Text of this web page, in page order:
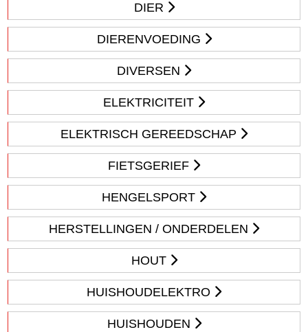
DIER
DIERENVOEDING
DIVERSEN
ELEKTRICITEIT
ELEKTRISCH GEREEDSCHAP
FIETSGERIEF
HENGELSPORT
HERSTELLINGEN / ONDERDELEN
HOUT
HUISHOUDELEKTRO
HUISHOUDEN